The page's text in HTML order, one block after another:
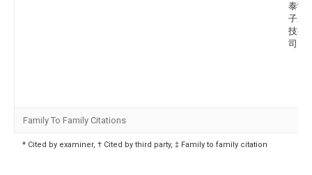
泰雷
子应
技有
司
Family To Family Citations
* Cited by examiner, † Cited by third party, ‡ Family to family citation